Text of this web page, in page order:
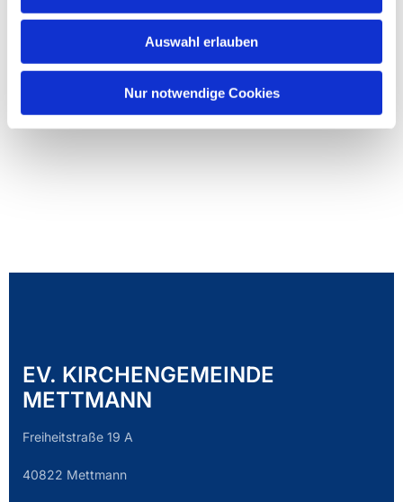
Auswahl erlauben
Nur notwendige Cookies
EV. KIRCHENGEMEINDE
METTMANN
Freiheitstraße 19 A
40822 Mettmann